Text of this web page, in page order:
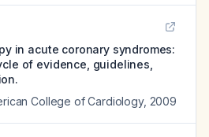
in acute coronary syndromes:
of evidence, guidelines,
College of Cardiology, 2009